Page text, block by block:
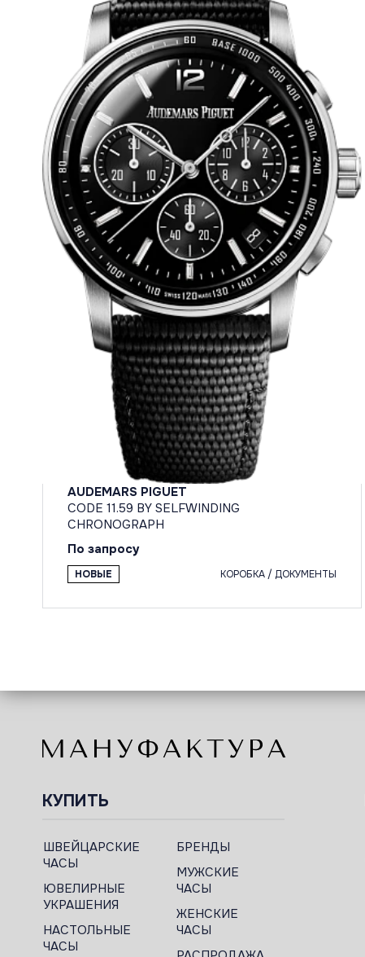
AUDEMARS PIGUET
CODE 11.59 BY SELFWINDING
CHRONOGRAPH
По запросу
НОВЫЕ КОРОБКА / ДОКУМЕНТЫ
КУПИТЬ
ШВЕЙЦАРСКИЕ
ЧАСЫ
ЮВЕЛИРНЫЕ
УКРАШЕНИЯ
НАСТОЛЬНЫЕ
ЧАСЫ
БРЕНДЫ
МУЖСКИЕ
ЧАСЫ
ЖЕНСКИЕ
ЧАСЫ